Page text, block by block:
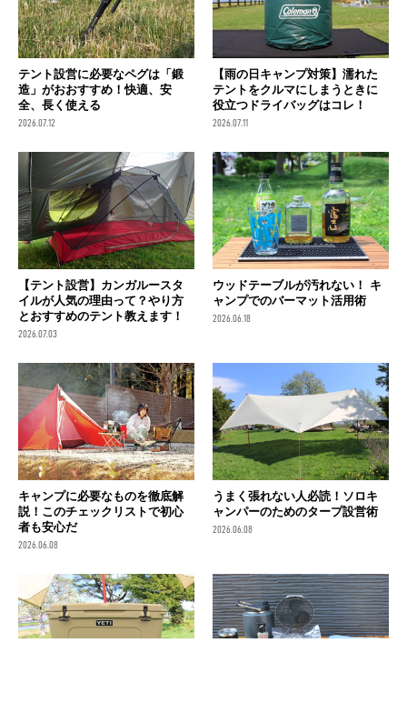
テント設営に必要なペグは「鍛
造」がおおすすめ！快適、安
全、長く使える
2026.07.12
【雨の日キャンプ対策】濡れた
テントをクルマにしまうときに
役立つドライバッグはコレ！
2026.07.11
【テント設営】カンガルースタ
イルが人気の理由って？やり方
とおすすめのテント教えます！
2026.07.03
ウッドテーブルが汚れない！ キ
ャンプでのバーマット活用術
2026.06.18
キャンプに必要なものを徹底解
説！このチェックリストで初心
者も安心だ
2026.06.08
うまく張れない人必読！ソロキ
ャンパーのためのタープ設営術
2026.06.08